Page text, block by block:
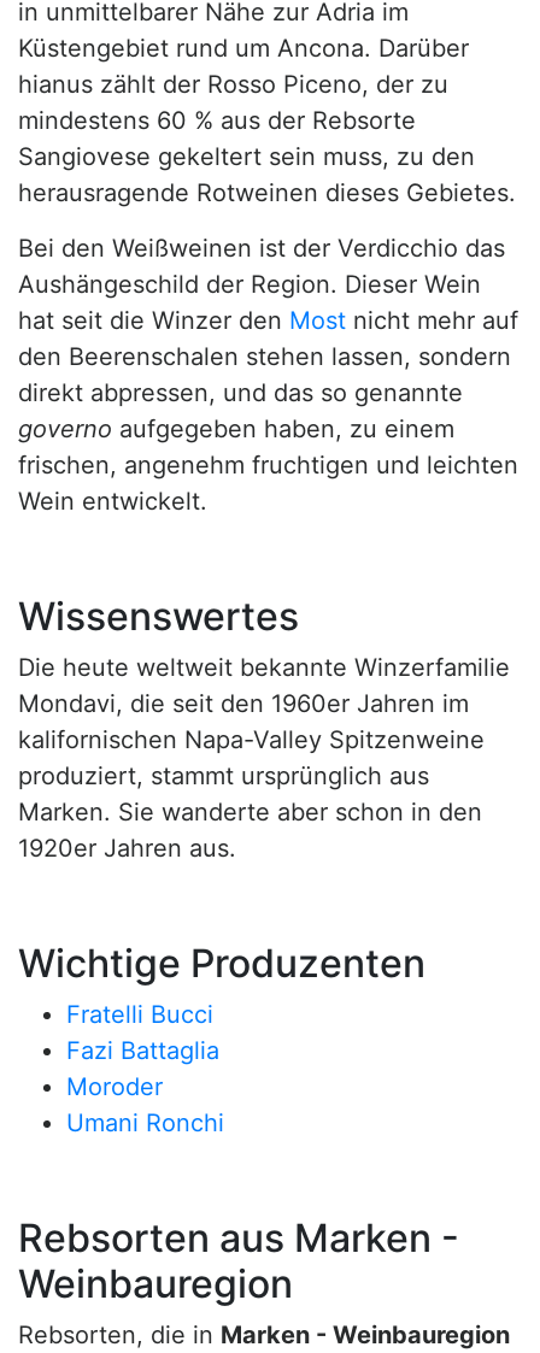
in unmittelbarer Nähe zur Adria im
Küstengebiet rund um Ancona. Darüber
hianus zählt der Rosso Piceno, der zu
mindestens 60 % aus der Rebsorte
Sangiovese gekeltert sein muss, zu den
herausragende Rotweinen dieses Gebietes.
Bei den Weißweinen ist der Verdicchio das
Aushängeschild der Region. Dieser Wein
hat seit die Winzer den Most nicht mehr auf
den Beerenschalen stehen lassen, sondern
direkt abpressen, und das so genannte
governo aufgegeben haben, zu einem
frischen, angenehm fruchtigen und leichten
Wein entwickelt.
Wissenswertes
Die heute weltweit bekannte Winzerfamilie
Mondavi, die seit den 1960er Jahren im
kalifornischen Napa-Valley Spitzenweine
produziert, stammt ursprünglich aus
Marken. Sie wanderte aber schon in den
1920er Jahren aus.
Wichtige Produzenten
Fratelli Bucci
Fazi Battaglia
Moroder
Umani Ronchi
Rebsorten aus Marken -
Weinbauregion
Rebsorten, die in Marken - Weinbauregion